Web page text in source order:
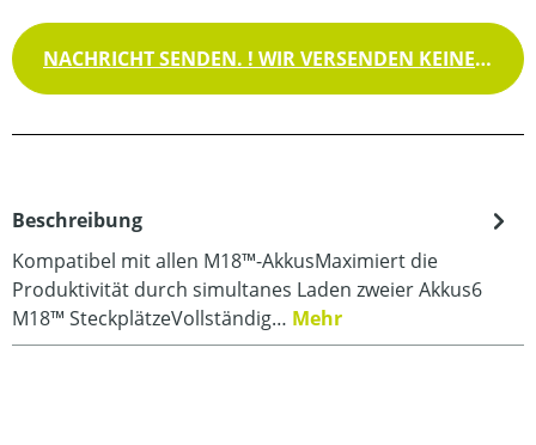
NACHRICHT SENDEN. ! WIR VERSENDEN KEINE WAREN !
Beschreibung
Kompatibel mit allen M18™-AkkusMaximiert die
Produktivität durch simultanes Laden zweier Akkus6
M18™ SteckplätzeVollständig… Mehr